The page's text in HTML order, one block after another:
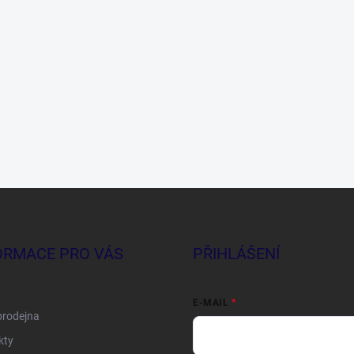
PRO VÁS PŘIHLÁŠENÍ
E-MAIL